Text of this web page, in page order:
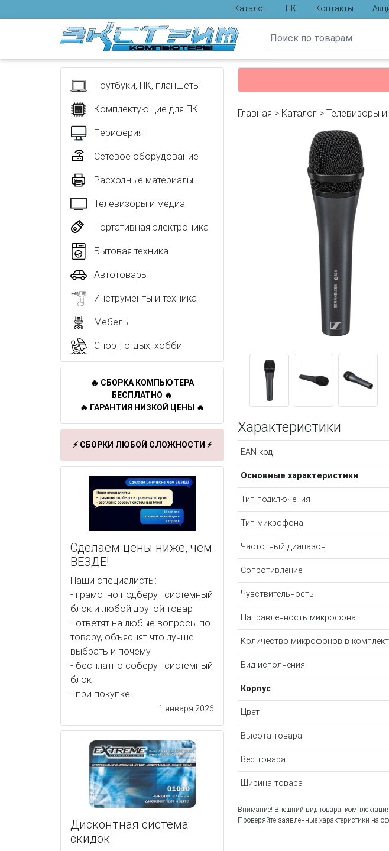
Каталог ПК Контакты
Отзывы
Ноутбуки, ПК, планшеты
Комплектующие для ПК
Периферия
Сетевое оборудование
Расходные материалы
Телевизоры и медиа
Портативная электроника
Бытовая техника
Автотовары
Инструменты и техника
Мебель
Спорт, отдых, хобби
🔥 СБОРКА КОМПЬЮТЕРА
БЕСПЛАТНО 🔥
🔥 ГАРАНТИЯ НИЗКОЙ ЦЕНЫ 🔥
⚡ СБОРКИ ЛЮБОЙ СЛОЖНОСТИ ⚡
Сделаем цены ниже, чем
ВЕЗДЕ!
Наши специалисты:
- грамотно подберут системный
блок и любой другой товар
- ответят на любые вопросы по
товару, объяснят что лучше
выбрать и почему
- бесплатно соберут системный
блок
- при покупке...
1 января 2026
Дисконтная система
скидок
Главная > Каталог > Телевизоры
Характеристики
EAN код
Основные характеристики
Тип подключения
Тип микрофона
Частотный диапазон
Сопротивление
Чувствительность
Направленность микрофона
Количество микрофонов в
Вид исполнения
Корпус
Цвет
Высота товара
Вес товара
Ширина товара
Внимание! Внешний вид товара,
Проверяйте заявленные характеристики на